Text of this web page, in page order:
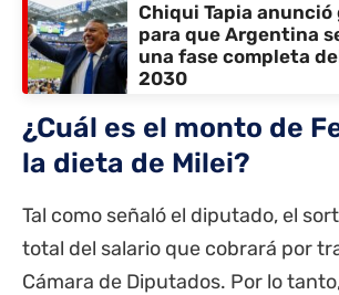
Chiqui Tapia
para que Argentina
una fase completa
2030
¿Cuál es el monto de
la dieta de Milei?
Tal como señaló el diputado, el
total del salario que cobrará por
Cámara de Diputados. Por lo